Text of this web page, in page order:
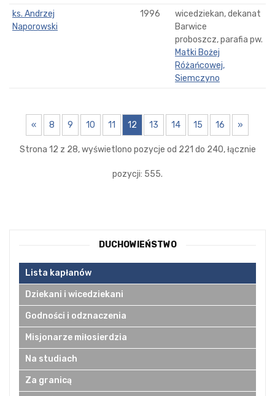
ks. Andrzej
Naporowski
1996
wicedziekan, dekanat
Barwice
proboszcz, parafia pw.
Matki Bożej
Różańcowej,
Siemczyno
« 8 9 10 11 12 13 14 15 16 »
Strona 12 z 28, wyświetlono pozycje od 221 do 240, łącznie
pozycji: 555.
DUCHOWIEŃSTWO
Lista kapłanów
Dziekani i wicedziekani
Godności i odznaczenia
Misjonarze miłosierdzia
Na studiach
Za granicą